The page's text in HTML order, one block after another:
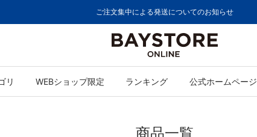
ご注文集中による発送についてのお知らせ
リ WEBショップ限定 ランキング 公式ホームページ
商品一覧